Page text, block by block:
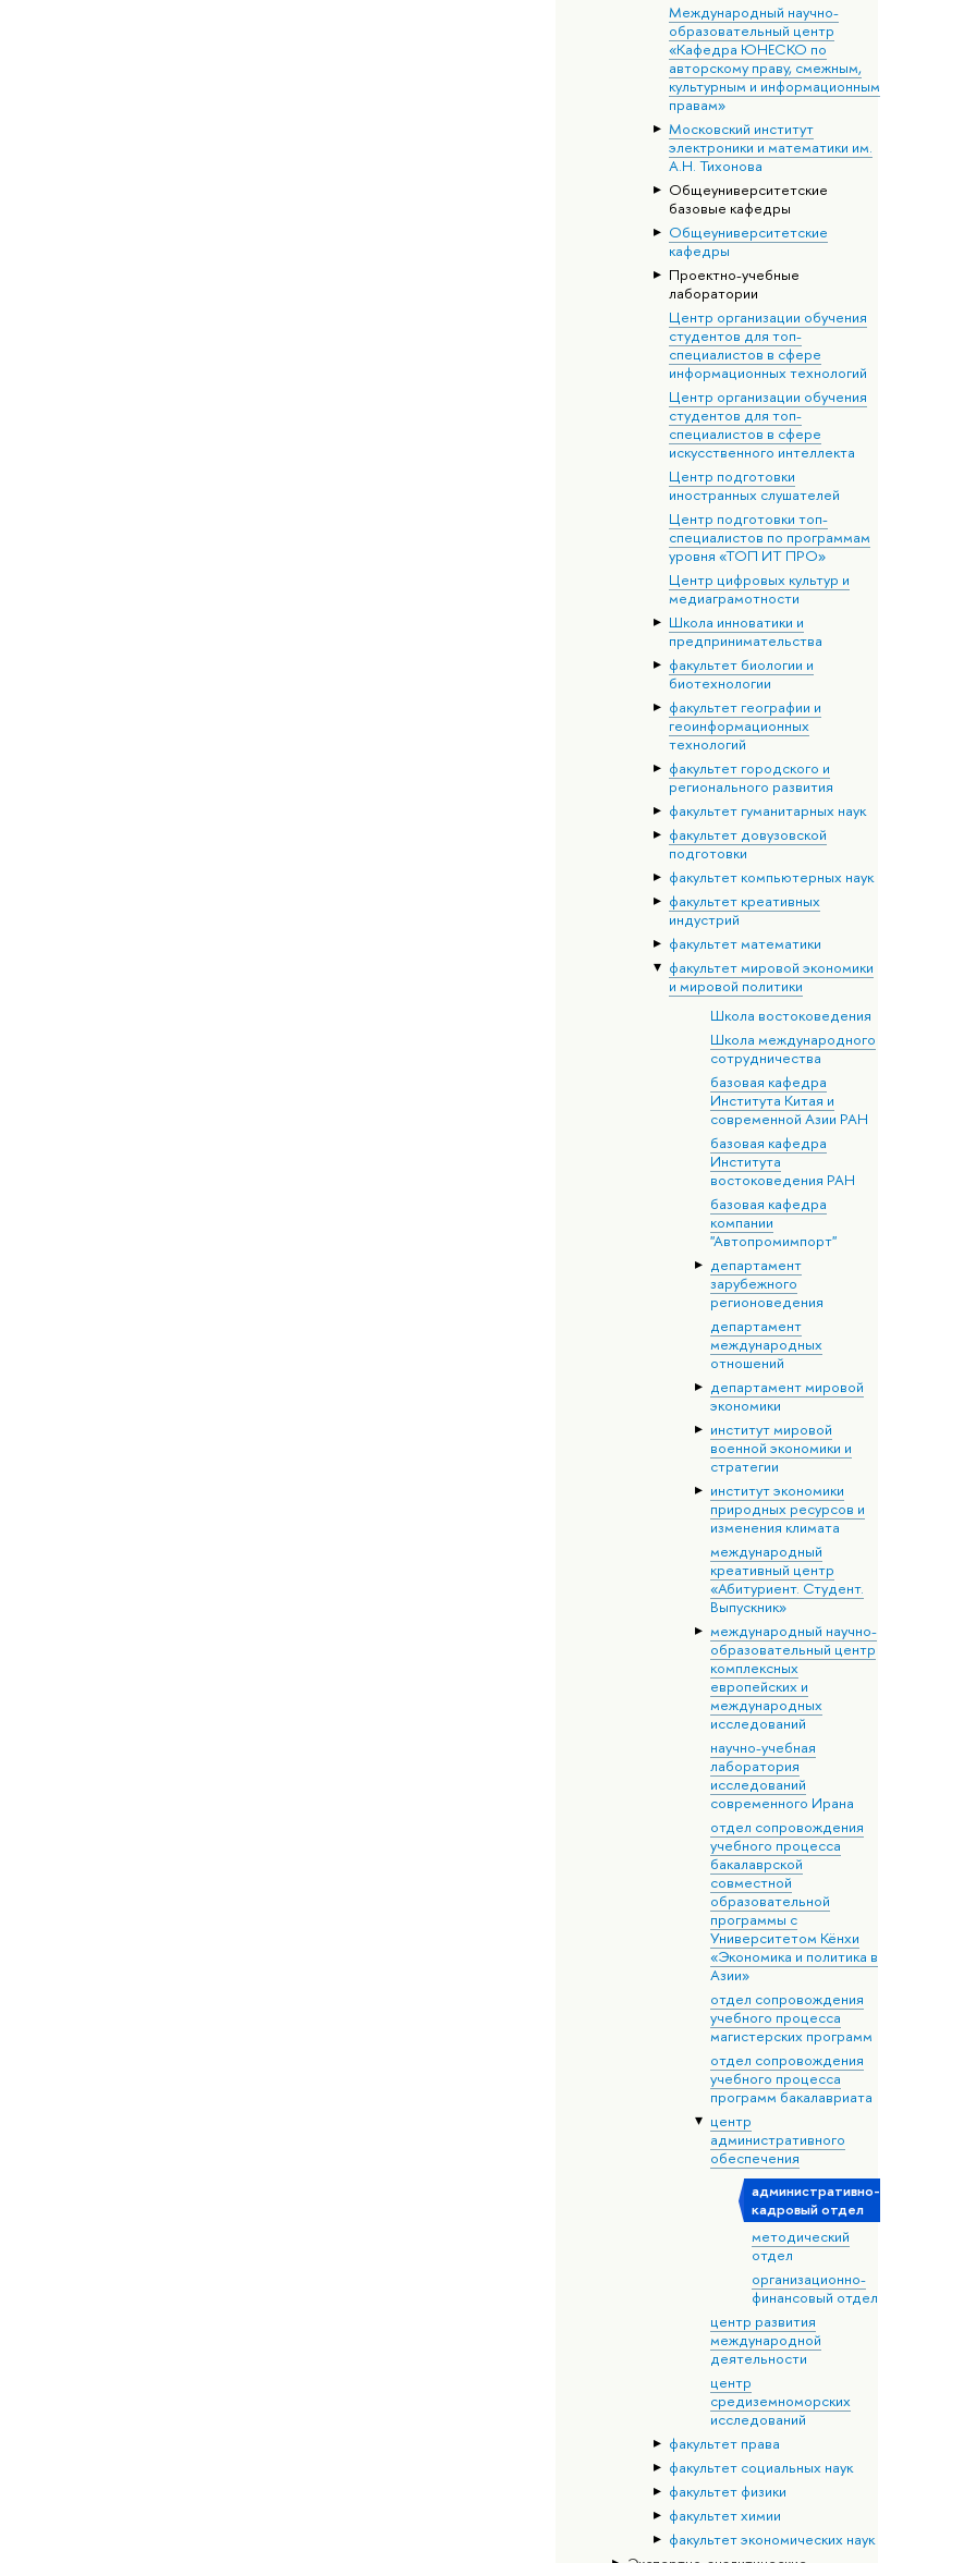
Международный научно-
образовательный центр
«Кафедра ЮНЕСКО по
авторскому праву, смежным,
культурным и информационным
правам»
Московский институт
электроники и математики им.
А.Н. Тихонова
Общеуниверситетские
базовые кафедры
Общеуниверситетские
кафедры
Проектно-учебные
лаборатории
Центр организации обучения
студентов для топ-
специалистов в сфере
информационных технологий
Центр организации обучения
студентов для топ-
специалистов в сфере
искусственного интеллекта
Центр подготовки
иностранных слушателей
Центр подготовки топ-
специалистов по программам
уровня «ТОП ИТ ПРО»
Центр цифровых культур и
медиаграмотности
Школа инноватики и
предпринимательства
факультет биологии и
биотехнологии
факультет географии и
геоинформационных
технологий
факультет городского и
регионального развития
факультет гуманитарных наук
факультет довузовской
подготовки
факультет компьютерных наук
факультет креативных
индустрий
факультет математики
факультет мировой экономики
и мировой политики
Школа востоковедения
Школа международного
сотрудничества
базовая кафедра
Института Китая и
современной Азии РАН
базовая кафедра
Института
востоковедения РАН
базовая кафедра
компании
"Автопромимпорт"
департамент
зарубежного
регионоведения
департамент
международных
отношений
департамент мировой
экономики
институт мировой
военной экономики и
стратегии
институт экономики
природных ресурсов и
изменения климата
международный
креативный центр
«Абитуриент. Студент.
Выпускник»
международный научно-
образовательный центр
комплексных
европейских и
международных
исследований
научно-учебная
лаборатория
исследований
современного Ирана
отдел сопровождения
учебного процесса
бакалаврской
совместной
образовательной
программы с
Университетом Кёнхи
«Экономика и политика в
Азии»
отдел сопровождения
учебного процесса
магистерских программ
отдел сопровождения
учебного процесса
программ бакалавриата
центр
административного
обеспечения
административно-
кадровый отдел
методический
отдел
организационно-
финансовый отдел
центр развития
международной
деятельности
центр
средиземноморских
исследований
факультет права
факультет социальных наук
факультет физики
факультет химии
факультет экономических наук